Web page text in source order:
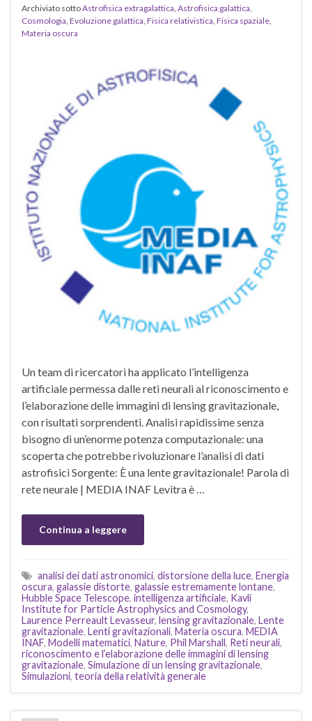
Archiviato sottoAstrofisica extragalattica, Astrofisica galattica,
Cosmologia, Evoluzione galattica, Fisica relativistica, Fisica spaziale,
Materia oscura
Un team di ricercatori ha applicato l’intelligenza
artificiale permessa dalle reti neurali al riconoscimento e
l’elaborazione delle immagini di lensing gravitazionale,
con risultati sorprendenti. Analisi rapidissime senza
bisogno di un’enorme potenza computazionale: una
scoperta che potrebbe rivoluzionare l’analisi di dati
astrofisici Sorgente: È una lente gravitazionale! Parola di
rete neurale | MEDIA INAF Levitra è …
Continua a leggere
analisi dei dati astronomici, distorsione della luce, Energia
oscura, galassie distorte, galassie estremamente lontane,
Hubble Space Telescope, intelligenza artificiale, Kavli
Institute for Particle Astrophysics and Cosmology,
Laurence Perreault Levasseur, lensing gravitazionale, Lente
gravitazionale, Lenti gravitazionali, Materia oscura, MEDIA
INAF, Modelli matematici, Nature, Phil Marshall, Reti neurali,
riconoscimento e l’elaborazione delle immagini di lensing
gravitazionale, Simulazione di un lensing gravitazionale,
Simulazioni, teoria della relatività generale